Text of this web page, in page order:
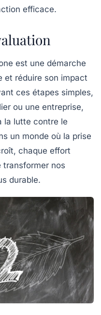
efficace.
est une démarche
et réduire son impact
ces étapes simples,
ou une entreprise,
la lutte contre le
un monde où la prise
chaque effort
transformer nos
durable.